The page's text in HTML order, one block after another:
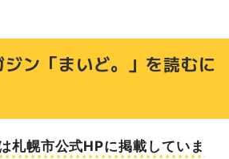
ン「まいど。」を読むに
札幌市公式HPに掲載していま